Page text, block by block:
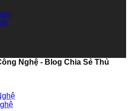
Nghệ - Blog Chia Sẻ Thủ